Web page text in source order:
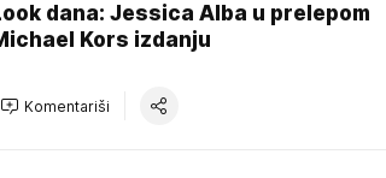
dana: Jessica Alba u prelepom
Kors izdanju
Komentariši